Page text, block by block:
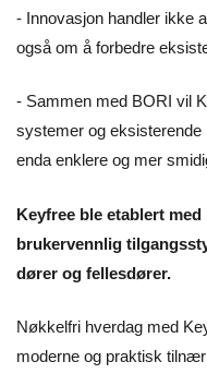
- Innovasjon handler ikke
også om å forbedre
- Sammen med BORI vil
systemer og eksisterende
enda enklere og mer
Keyfree ble etablert
brukervennlig
dører og fellesdører.
Nøkkelfri hverdag med
moderne og praktisk